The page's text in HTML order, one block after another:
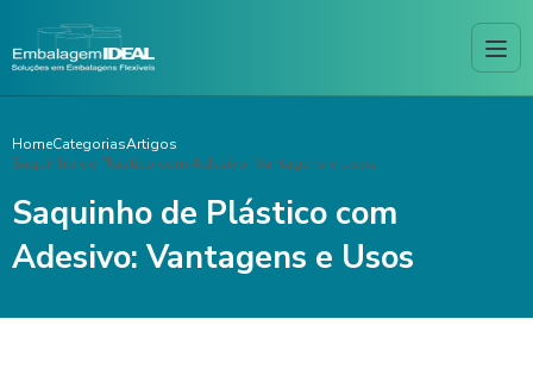
HomeCategoriasArtigos
Saquinho de Plástico com Adesivo: Vantagens e Usos
Saquinho de Plástico com
Adesivo: Vantagens e Usos